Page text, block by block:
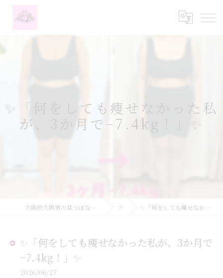
✨「何をしても痩せなかった私
が、3か月で−7.4kg！」✨
大阪府大阪市の耳つぼなら耳つぼダイエットサロンふーみん ブログ ✨「何をしても痩せなかった私が、3か月で−7.4kg！」✨
✨「何をしても痩せなかった私が、3か月で
−7.4kg！」✨
2026/06/27